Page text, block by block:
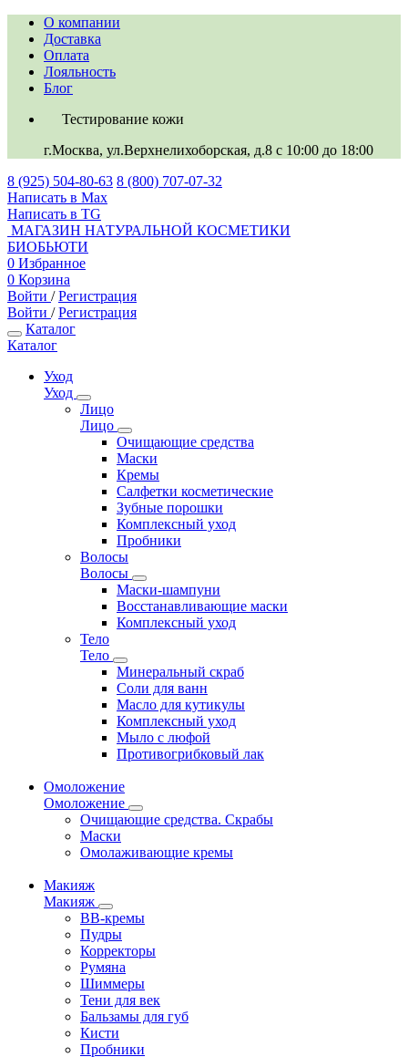
О компании
Доставка
Оплата
Лояльность
Блог
Тестирование кожи
г.Москва, ул.Верхнелихоборская, д.8 c 10:00 до 18:00
8 (925) 504-80-63 8 (800) 707-07-32
Написать в Max
Написать в TG
МАГАЗИН НАТУРАЛЬНОЙ КОСМЕТИКИ
БИОБЬЮТИ
0 Избранное
0 Корзина
Войти / Регистрация
Войти / Регистрация
Каталог
Каталог
Уход
Уход
Лицо
Лицо
Очищающие средства
Маски
Кремы
Салфетки косметические
Зубные порошки
Комплексный уход
Пробники
Волосы
Волосы
Маски-шампуни
Восстанавливающие маски
Комплексный уход
Тело
Тело
Минеральный скраб
Соли для ванн
Масло для кутикулы
Комплексный уход
Мыло с люфой
Противогрибковый лак
Омоложение
Омоложение
Очищающие средства. Скрабы
Маски
Омолаживающие кремы
Макияж
Макияж
ВВ-кремы
Пудры
Корректоры
Румяна
Шиммеры
Тени для век
Бальзамы для губ
Кисти
Пробники